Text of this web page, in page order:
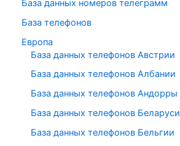
База данных номеров телеграмм
База телефонов
Европа
База данных телефонов Австрии
База данных телефонов Албании
База данных телефонов Андорры
База данных телефонов Беларуси
База данных телефонов Бельгии